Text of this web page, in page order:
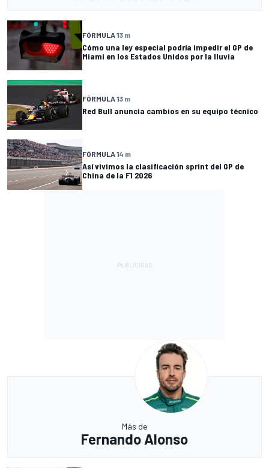
FÓRMULA 13 m
Cómo una ley especial podría impedir el GP de
Miami en los Estados Unidos por la lluvia
FÓRMULA 13 m
Red Bull anuncia cambios en su equipo técnico
FÓRMULA 14 m
Así vivimos la clasificación sprint del GP de
China de la F1 2026
Más de
Fernando Alonso